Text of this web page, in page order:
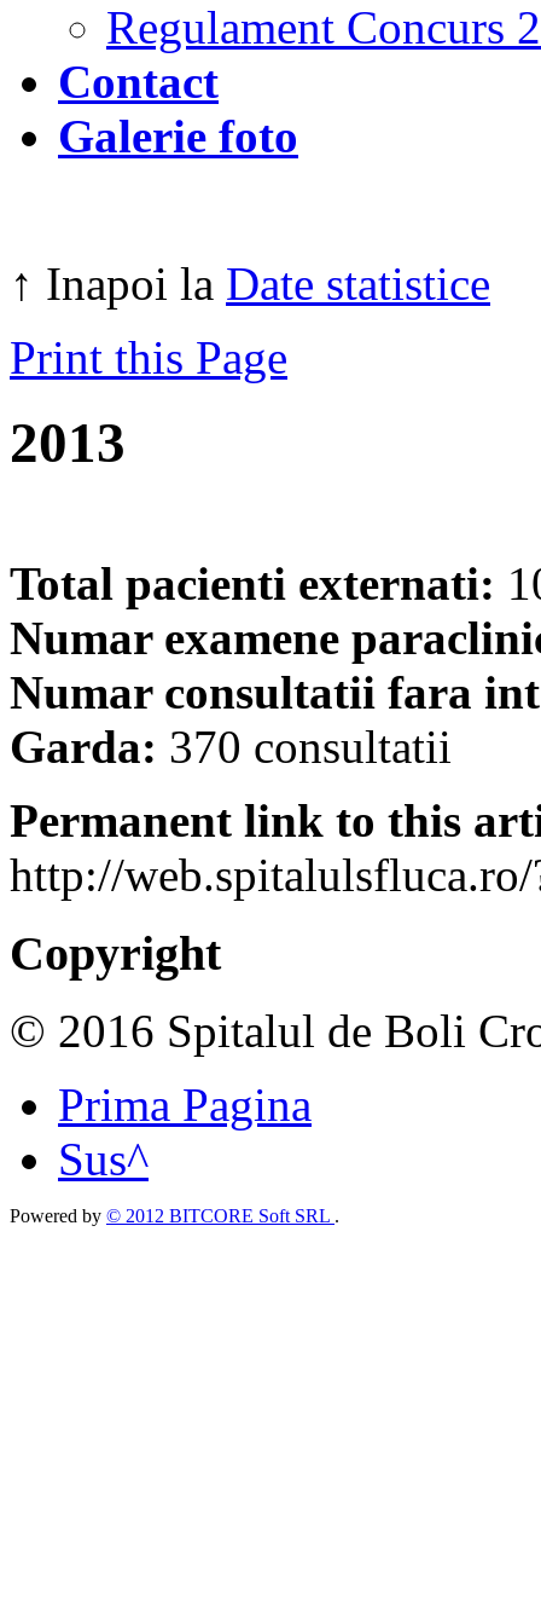
Regulament Concurs
Contact
Galerie foto
↑ Inapoi la Date statistice
Print this Page
2013
Total pacienti externati:
Numar examene
Numar consultatii fara
Garda: 370 consultatii
Permanent link to this
http://web.spitalulsfluca.ro/
Copyright
© 2016 Spitalul de Boli
Prima Pagina
Sus^
Powered by © 2012 BITCORE Soft SRL .